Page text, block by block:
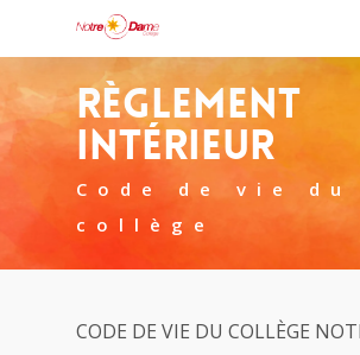
Règlement
Intérieur
Code de vie du
collège
CODE DE VIE DU COLLÈGE